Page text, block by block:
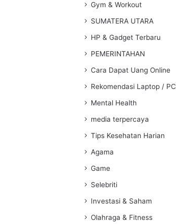
Gym & Workout
SUMATERA UTARA
HP & Gadget Terbaru
PEMERINTAHAN
Cara Dapat Uang Online
Rekomendasi Laptop / PC
Mental Health
media terpercaya
Tips Kesehatan Harian
Agama
Game
Selebriti
Investasi & Saham
Olahraga & Fitness